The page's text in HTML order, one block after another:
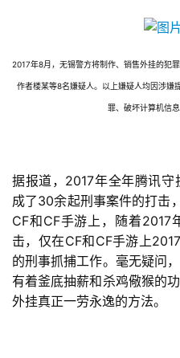
2017年8月，无锡警方将制作、销售外挂的犯
作者楼某等8名嫌疑人。以上嫌疑人均因涉嫌
罪、破坏计算机信
据报道， 2017年全年腾讯守
成了30余起刑事案件的打击
CF和 CF手游上，随着2017
击，仅在CF和 CF手游上2017
的刑事抓捕工作。毫无疑问
有着釜底抽薪和杀鸡儆猴的
外挂真正一劳永逸的方法。